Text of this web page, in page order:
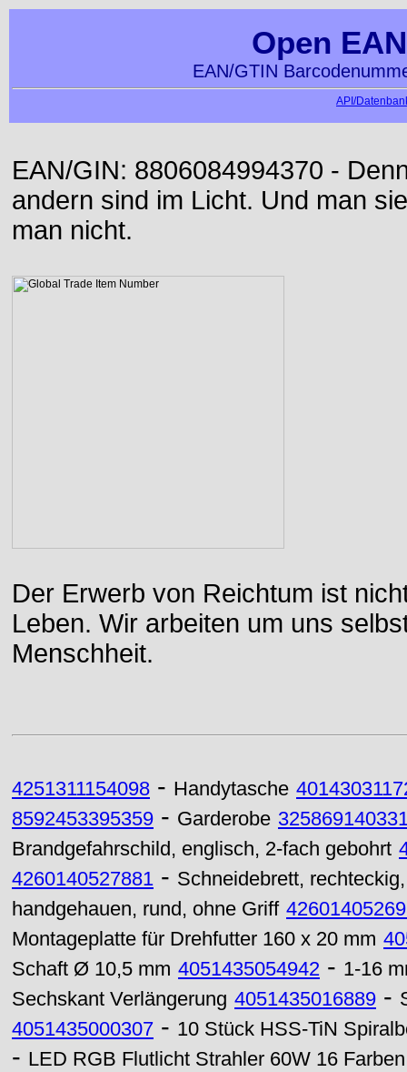
Open
EAN/GTIN
API/
EAN/GIN: 8806084994370 -
andern sind im Licht. Und man
man nicht.
Der Erwerb von Reichtum ist
Leben. Wir arbeiten um uns
Menschheit.
4251311154098 - Handytasche
8592453395359 - Garderobe
Brandgefahrschild, englisch, 2-fach gebohrt
4260140527881 - Schneidebrett,
handgehauen, rund, ohne Griff
Montageplatte für Drehfutter 160 x 20 mm
Schaft Ø 10,5 mm 4051435054942 - 1-16
Sechskant Verlängerung 4051435016889 -
4051435000307 - 10 Stück HSS-TiN
- LED RGB Flutlicht Strahler 60W 16